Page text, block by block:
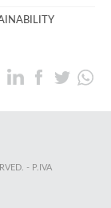
- P.IVA